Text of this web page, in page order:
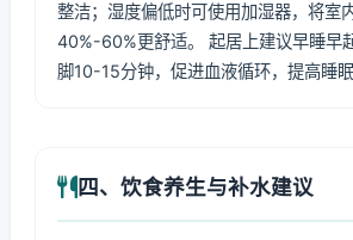
整洁；湿度偏低时可使用加湿器，将室
40%-60%更舒适。 起居上建议早睡早
脚10-15分钟，促进血液循环，提高睡眠
四、饮食养生与补水建议